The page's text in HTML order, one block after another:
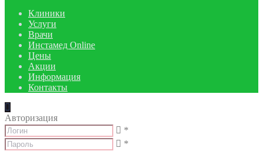
Клиники
Услуги
Врачи
Инстамед Online
Цены
Акции
Информация
Контакты
Авторизация
*
*